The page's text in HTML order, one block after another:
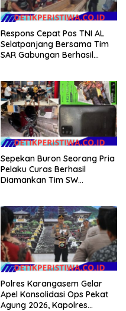
Respons Cepat Pos TNI AL
Selatpanjang Bersama Tim
SAR Gabungan Berhasil
Mengkikip Kepulauan Meranti
Sepekan Buron Seorang Pria
Pelaku Curas Berhasil
Diamankan Tim SW
Polres Karangasem Gelar
Apel Konsolidasi Ops Pekat
Agung 2026, Kapolres